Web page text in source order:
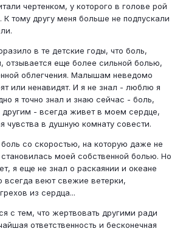
чертенком, у которого в голове рой
К тому другу меня больше не подпускали
в те детские годы, что боль,
отзывается еще более сильной болью,
облегчения. Малышам неведомо
или ненавидят. И я не знал - люблю я
я точно знал и знаю сейчас - боль,
другим - всегда живет в моем сердце,
чувства в душную комнату совести.
со скоростью, на которую даже не
моей собственной болью. Но
я еще не знал о раскаянии и океане
всегда веют свежие ветерки,
из сердца...
с тем, что жертвовать другими ради
ответственность и бесконечная